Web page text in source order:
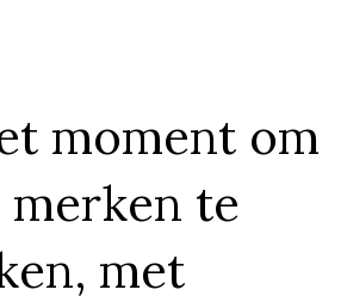
moment om
te
met